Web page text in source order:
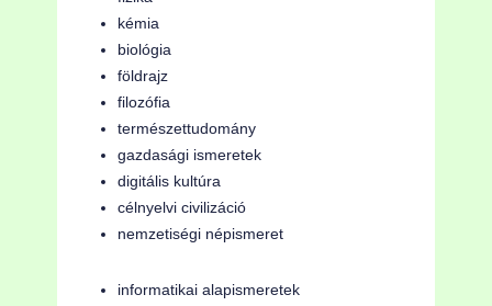
kémia
biológia
földrajz
filozófia
természettudomány
gazdasági ismeretek
digitális kultúra
célnyelvi civilizáció
nemzetiségi népismeret
informatikai alapismeretek